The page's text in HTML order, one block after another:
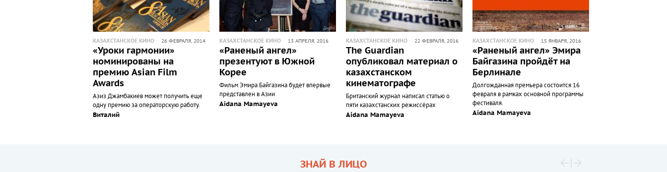
КАЗАХСТАНСКОЕ КИНО 26 ФЕВРАЛЯ, 2014
«Уроки гармонии»
номинированы на
премию Asian Film
Awards
Азиз Джамбакиев может получить еще
одну премию за операторскую работу.
Виталий
КАЗАХСТАНСКОЕ КИНО 13 АПРЕЛЯ, 2016
«Раненый ангел»
презентуют в Южной
Корее
Фильм Эмира Байгазина будет впервые
представлен в Азии
Aidana Mamayeva
КАЗАХСТАНСКОЕ КИНО 22 ФЕВРАЛЯ, 2016
The Guardian
опубликовал материал о
казахстанском
кинематографе
Британский журнал написал статью о
пяти казахстанских режиссёрах
Aidana Mamayeva
КАЗАХСТАНСКОЕ КИНО 15 ЯНВАРЯ, 2016
«Раненый ангел» Эмира
Байгазина пройдёт на
Берлинале
Долгожданная премьера состоится 16
февраля в рамках основной программы
фестиваля.
Aidana Mamayeva
ЗНАЙ В ЛИЦО